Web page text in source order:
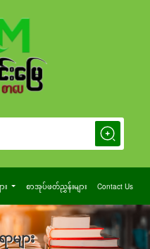
Search Button
း စာအုပ်ဖတ်ညွှန်းများ Contact Us
များ